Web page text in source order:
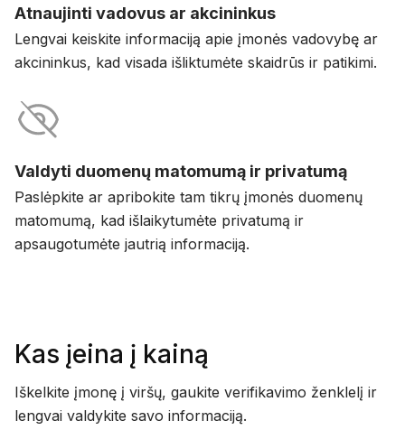
Atnaujinti vadovus ar akcininkus
Lengvai keiskite informaciją apie įmonės vadovybę ar
akcininkus, kad visada išliktumėte skaidrūs ir patikimi.
Valdyti duomenų matomumą ir privatumą
Paslėpkite ar apribokite tam tikrų įmonės duomenų
matomumą, kad išlaikytumėte privatumą ir
apsaugotumėte jautrią informaciją.
Kas įeina į kainą
Iškelkite įmonę į viršų, gaukite verifikavimo ženklelį ir
lengvai valdykite savo informaciją.